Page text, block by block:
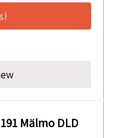
Mälmo DLD